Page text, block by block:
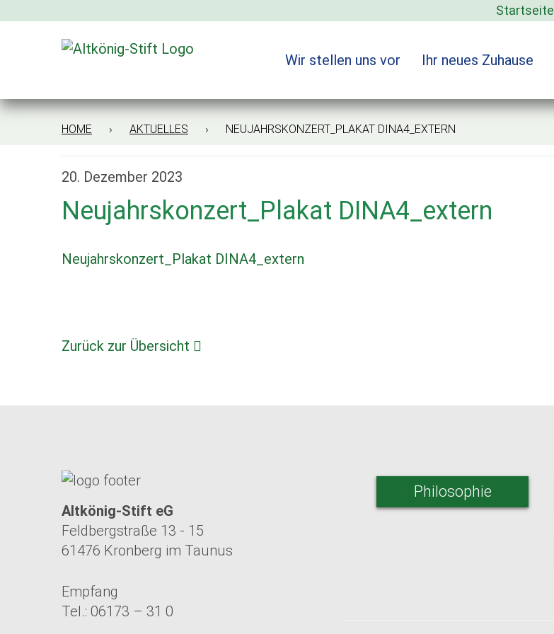
Startseite
Wir stellen uns vor Ihr neues Zuhause
HOME › AKTUELLES › NEUJAHRSKONZERT_PLAKAT DINA4_EXTERN
20. Dezember 2023
Neujahrskonzert_Plakat DINA4_extern
Neujahrskonzert_Plakat DINA4_extern
Zurück zur Übersicht
Altkönig-Stift eG
Feldbergstraße 13 - 15
61476 Kronberg im Taunus
Empfang
Tel.: 06173 – 31 0
Philosophie